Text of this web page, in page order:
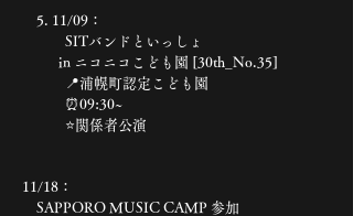
5. 11/09：
SITバンドといっしょ
in ニコニコこども園 [30th_No.35]
📍浦幌町認定こども園
⏰09:30~
⭐️関係者公演
11/18：
SAPPORO MUSIC CAMP 参加